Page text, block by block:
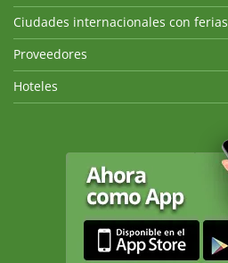
Ciudades internacionales con ferias
Proveedores
Hoteles